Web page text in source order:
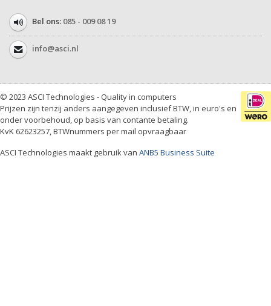
Bel ons: 085 - 009 08 19
info@asci.nl
© 2023 ASCI Technologies - Quality in computers
Prijzen zijn tenzij anders aangegeven inclusief BTW, in euro's en
onder voorbehoud, op basis van contante betaling.
KvK 62623257, BTWnummers per mail opvraagbaar
ASCI Technologies maakt gebruik van ANB5 Business Suite